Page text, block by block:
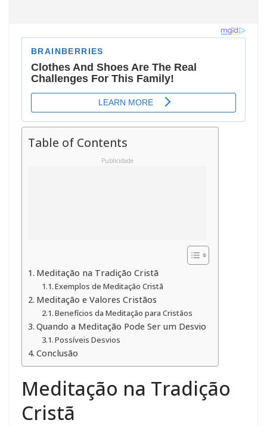
Table of Contents
Publicidade
Meditação na Tradição Cristã
Exemplos de Meditação Cristã
Meditação e Valores Cristãos
Benefícios da Meditação para Cristãos
Quando a Meditação Pode Ser um Desvio
Possíveis Desvios
Conclusão
Meditação na Tradição
Cristã